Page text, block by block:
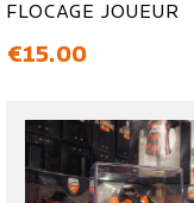
FLOCAGE JOUEUR
価格
€15.00